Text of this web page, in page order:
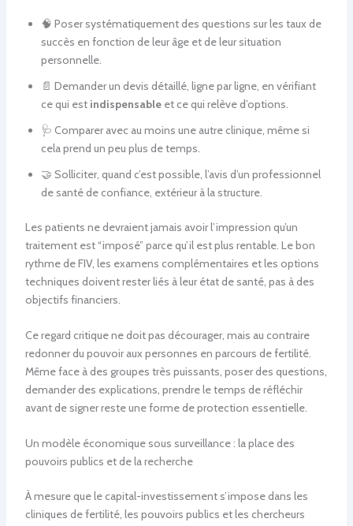
🧠 Poser systématiquement des questions sur les taux de
succès en fonction de leur âge et de leur situation
personnelle.
📄 Demander un devis détaillé, ligne par ligne, en vérifiant
ce qui est indispensableet ce qui relève d’options.
🩺 Comparer avec au moins une autre clinique, même si
cela prend un peu plus de temps.
🤝 Solliciter, quand c’est possible, l’avis d’un professionnel
de santé de confiance, extérieur à la structure.
Les patients ne devraient jamais avoir l’impression qu’un
traitement est “imposé” parce qu’il est plus rentable. Le bon
rythme de FIV, les examens complémentaires et les options
techniques doivent rester liés à leur état de santé, pas à des
objectifs financiers.
Ce regard critique ne doit pas décourager, mais au contraire
redonner du pouvoir aux personnes en parcours de fertilité.
Même face à des groupes très puissants, poser des questions,
demander des explications, prendre le temps de réfléchir
avant de signer reste une forme de protection essentielle.
Un modèle économique sous surveillance : la place des
pouvoirs publics et de la recherche
À mesure que le capital-investissement s’impose dans les
cliniques de fertilité, les pouvoirs publics et les chercheurs